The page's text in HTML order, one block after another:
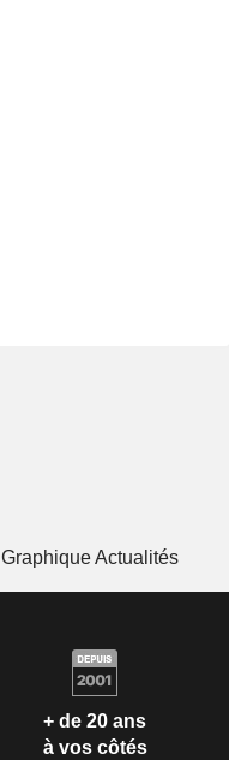
Graphique Actualités
+ de 20 ans
à vos côtés